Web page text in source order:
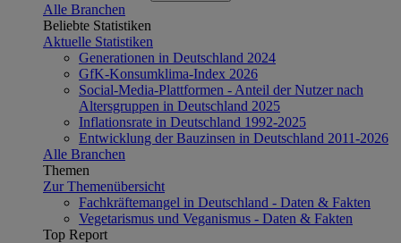
Alle Branchen
Beliebte Statistiken
Aktuelle Statistiken
Generationen in Deutschland 2024
GfK-Konsumklima-Index 2026
Social-Media-Plattformen - Anteil der Nutzer nach
Altersgruppen in Deutschland 2025
Inflationsrate in Deutschland 1992-2025
Entwicklung der Bauzinsen in Deutschland 2011-2026
Alle Branchen
Themen
Zur Themenübersicht
Fachkräftemangel in Deutschland - Daten & Fakten
Vegetarismus und Veganismus - Daten & Fakten
Top Report